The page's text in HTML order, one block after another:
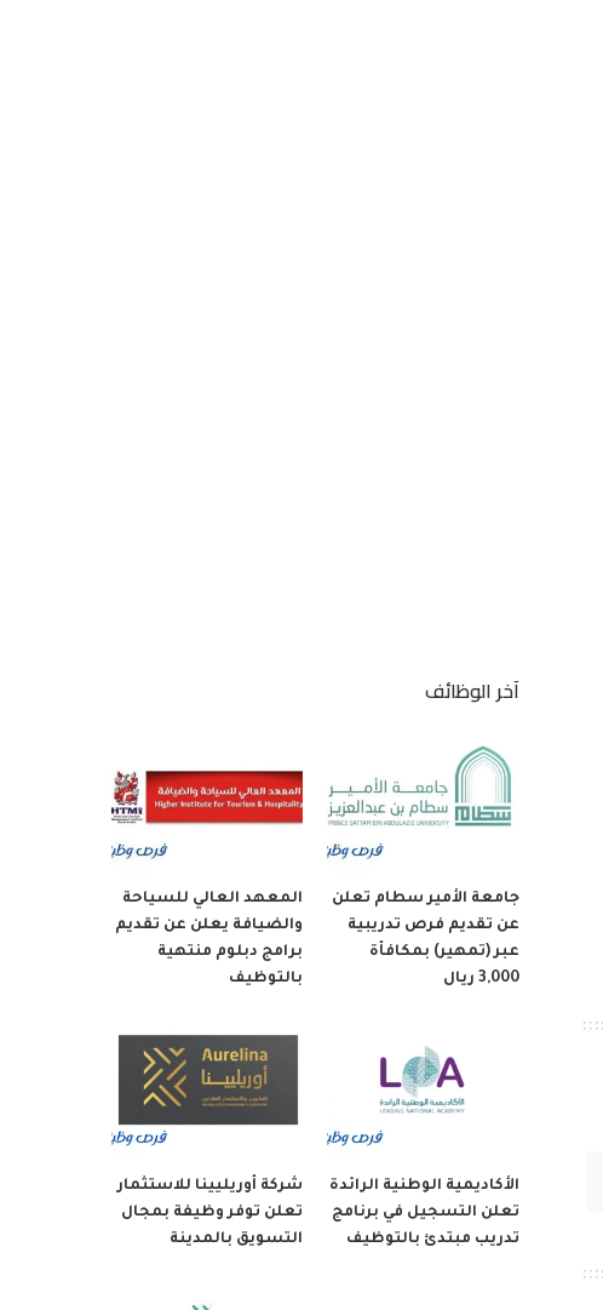
آخر الوظائف
جامعة الأمير سطام تعلن
عن تقديم فرص تدريبية
عبر (تمهير) بمكافأة
3,000 ريال
المعهد العالي للسياحة
والضيافة يعلن عن تقديم
برامج دبلوم منتهية
بالتوظيف
الأكاديمية الوطنية الرائدة
تعلن التسجيل في برنامج
تدريب مبتدئ بالتوظيف
شركة أوريليينا للاستثمار
تعلن توفر وظيفة بمجال
التسويق بالمدينة